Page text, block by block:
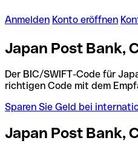
Anmelden Konto eröffnen
Japan Post Bank,
Der BIC/SWIFT-Code für
richtigen Code mit dem
Sparen Sie Geld bei
Japan Post Bank,